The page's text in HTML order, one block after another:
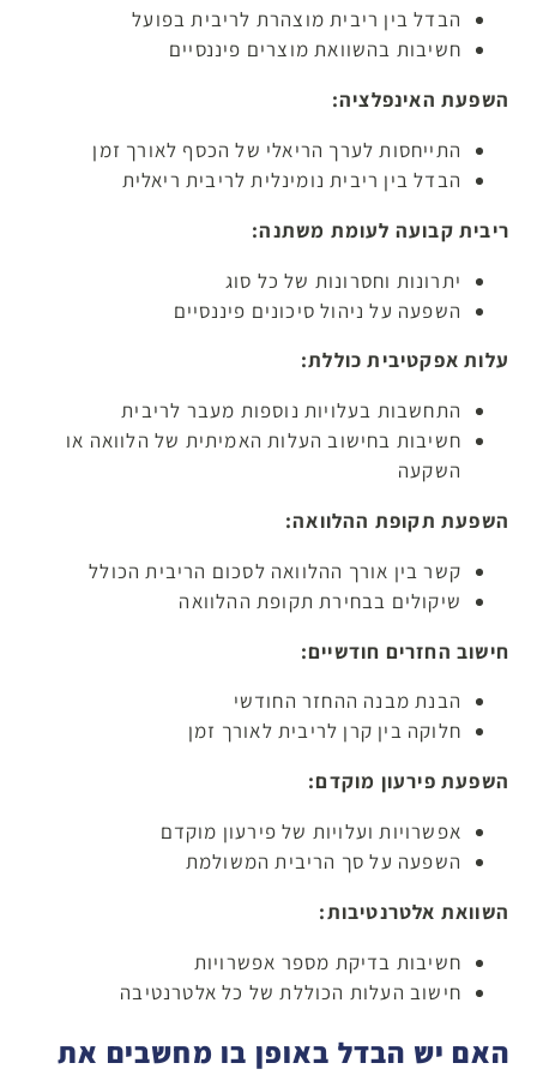
הבדל בין ריבית מוצהרת לריבית בפועל
חשיבות בהשוואת מוצרים פיננסיים
השפעת האינפלציה:
התייחסות לערך הריאלי של הכסף לאורך זמן
הבדל בין ריבית נומינלית לריבית ריאלית
ריבית קבועה לעומת משתנה:
יתרונות וחסרונות של כל סוג
השפעה על ניהול סיכונים פיננסיים
עלות אפקטיבית כוללת:
התחשבות בעלויות נוספות מעבר לריבית
חשיבות בחישוב העלות האמיתית של הלוואה או
השקעה
השפעת תקופת ההלוואה:
קשר בין אורך ההלוואה לסכום הריבית הכולל
שיקולים בבחירת תקופת ההלוואה
חישוב החזרים חודשיים:
הבנת מבנה ההחזר החודשי
חלוקה בין קרן לריבית לאורך זמן
השפעת פירעון מוקדם:
אפשרויות ועלויות של פירעון מוקדם
השפעה על סך הריבית המשולמת
השוואת אלטרנטיבות:
חשיבות בדיקת מספר אפשרויות
חישוב העלות הכוללת של כל אלטרנטיבה
האם יש הבדל באופן בו מחשבים את